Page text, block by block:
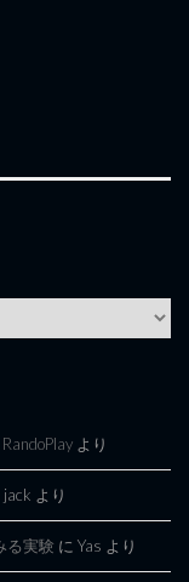
RandoPlay より
jack より
る実験 に Yas より